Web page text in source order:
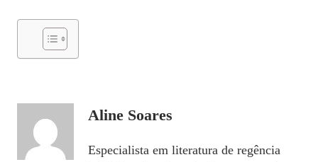
Aline Soares
Especialista em literatura de regência